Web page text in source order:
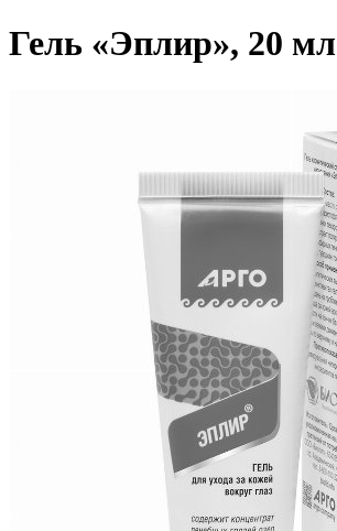
Гель «Эплир», 20 мл